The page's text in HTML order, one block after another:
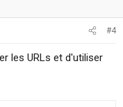
#4
les URLs et d'utiliser